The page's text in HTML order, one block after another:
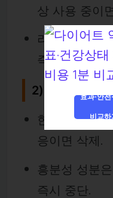
상 사용 중이
라벨 불명확·
즉시 중단.
2)
한 번에1종
응이면 삭제.
흥분성 성분은
즉시 중단.
효과·안전
비교하